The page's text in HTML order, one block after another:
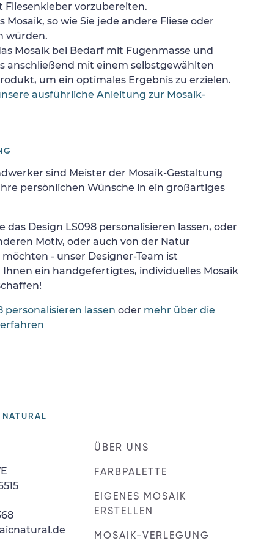
vorzubereiten.
Mosaik, so wie Sie jede andere Fliese oder
würden.
Mosaik bei Bedarf mit Fugenmasse und
anschließend mit einem selbstgewählten
um ein optimales Ergebnis zu erzielen.
ausführliche Anleitung zur Mosaik-
sind Meister der Mosaik-Gestaltung
persönlichen Wünsche in ein großartiges
das Design LS098 personalisieren lassen, oder
Motiv, oder auch von der Natur
- unser Designer-Team ist
ein handgefertigtes, individuelles Mosaik
personalisieren lassen oder mehr über die
ÜBER UNS
FARBPALETTE
EIGENES MOSAIK
ERSTELLEN
MOSAIK-VERLEGUNG